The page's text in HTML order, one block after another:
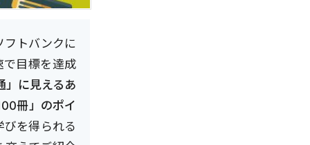
フトバンクに
で目標を達成
」に見えるあ
冊」のポイ
びを得られる